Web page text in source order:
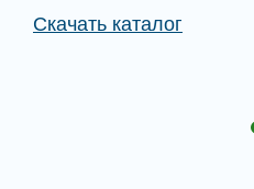
Скачать каталог